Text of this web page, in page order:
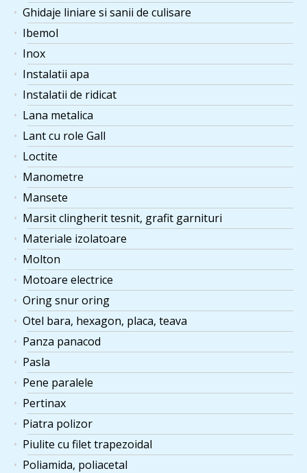
Ghidaje liniare si sanii de culisare
Ibemol
Inox
Instalatii apa
Instalatii de ridicat
Lana metalica
Lant cu role Gall
Loctite
Manometre
Mansete
Marsit clingherit tesnit, grafit garnituri
Materiale izolatoare
Molton
Motoare electrice
Oring snur oring
Otel bara, hexagon, placa, teava
Panza panacod
Pasla
Pene paralele
Pertinax
Piatra polizor
Piulite cu filet trapezoidal
Poliamida, poliacetal